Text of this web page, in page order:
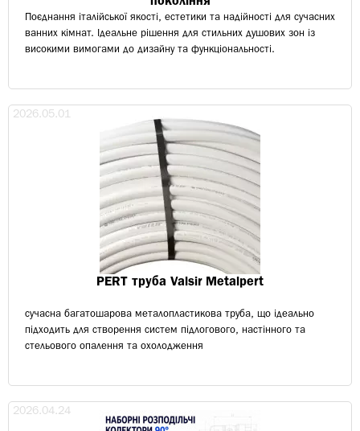
Поєднання італійської якості, естетики та надійності для сучасних
ванних кімнат. Ідеальне рішення для стильних душових зон із
високими вимогами до дизайну та функціональності.
2026.05.01
PERT труба Valsir Metalpert
сучасна багатошарова металопластикова труба, що ідеально
підходить для створення систем підлогового, настінного та
стельового опалення та охолодження
2026.04.24